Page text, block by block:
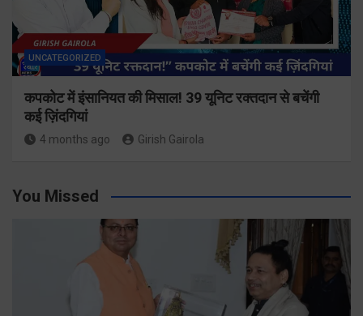
UNCATEGORIZED
कपकोट में इंसानियत की मिसाल! 39 यूनिट रक्तदान से बचेंगी
कई ज़िंदगियां
4 months ago Girish Gairola
You Missed